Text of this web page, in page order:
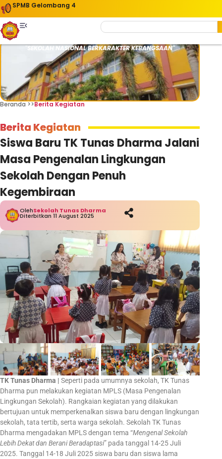
SPMB Gelombang 4
"SEKOLAH NASIONAL BERKARAKTER KEBANGSAAN"
Beranda >>Berita Kegiatan
Berita Kegiatan
Siswa Baru TK Tunas Dharma Jalani
Masa Pengenalan Lingkungan
Sekolah Dengan Penuh
Kegembiraan
OlehSekolah Tunas Dharma
Diterbitkan 11 August 2025
TK Tunas Dharma | Seperti pada umumnya sekolah, TK Tunas
Dharma pun melakukan kegiatan MPLS (Masa Pengenalan
Lingkungan Sekolah). Rangkaian kegiatan yang dilakukan
bertujuan untuk memperkenalkan siswa baru dengan lingkungan
sekolah, tata tertib, serta warga sekolah. Sekolah TK Tunas
Dharma mengadakan MPLS dengan tema “Mengenal Sekolah
Lebih Dekat dan Berani Beradaptasi” pada tanggal 14-25 Juli
2025. Tanggal 14-18 Juli 2025 siswa baru dan siswa lama